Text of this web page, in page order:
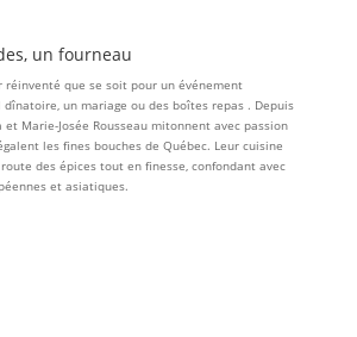
un fourneau
réinventé que se soit pour un événement
un mariage ou des boîtes repas . Depuis
et Marie-Josée Rousseau mitonnent avec passion
les fines bouches de Québec. Leur cuisine
des épices tout en finesse, confondant avec
et asiatiques.